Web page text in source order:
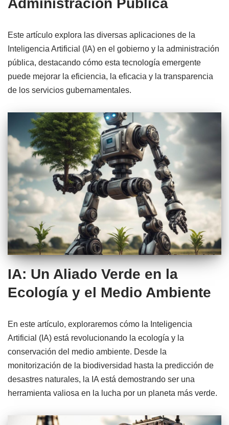
Administración Pública
Este artículo explora las diversas aplicaciones de la
Inteligencia Artificial (IA) en el gobierno y la administración
pública, destacando cómo esta tecnología emergente
puede mejorar la eficiencia, la eficacia y la transparencia
de los servicios gubernamentales.
IA: Un Aliado Verde en la
Ecología y el Medio Ambiente
En este artículo, exploraremos cómo la Inteligencia
Artificial (IA) está revolucionando la ecología y la
conservación del medio ambiente. Desde la
monitorización de la biodiversidad hasta la predicción de
desastres naturales, la IA está demostrando ser una
herramienta valiosa en la lucha por un planeta más verde.